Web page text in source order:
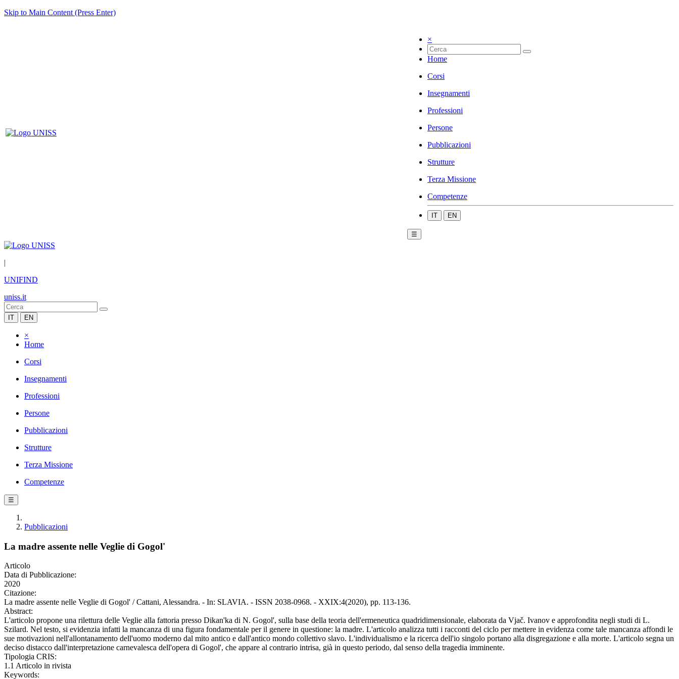
Skip to Main Content (Press Enter)
×
Home
Corsi
Insegnamenti
Professioni
Persone
Pubblicazioni
Strutture
Terza Missione
Competenze
IT EN
☰
|
UNIFIND
uniss.it
IT EN
×
Home
Corsi
Insegnamenti
Professioni
Persone
Pubblicazioni
Strutture
Terza Missione
Competenze
☰
Pubblicazioni
La madre assente nelle Veglie di Gogol'
Articolo
Data di Pubblicazione:
2020
Citazione:
La madre assente nelle Veglie di Gogol' / Cattani, Alessandra. - In: SLAVIA. - ISSN 2038-0968. - XXIX:4(2020), pp. 113-136.
Abstract:
L'articolo propone una rilettura delle Veglie alla fattoria presso Dikan'ka di N. Gogol', sulla base della teoria dell'ermeneutica quadridimensionale, elaborata da Vjač. Ivanov e approfondita negli studi di L.
Szilard. Nel testo, si evidenzia infatti la mancanza di una figura fondamentale per il genere in questione: la madre. L'articolo analizza tutti i racconti del ciclo per mettere in evidenza come tale mancanza affondi le
sue motivazioni nell'allontanamento dell'uomo moderno dal mito antico e dall'antico mondo collettivo slavo. L'individualismo e la ricerca dell'io singolo portano alla disgregazione e alla morte. L'articolo segna un
deciso distacco dall'interpretazione carnevalesca dell'opera di Gogol', che appare al contrario intrisa, già in questo periodo, dal senso della tragedia imminente.
Tipologia CRIS:
1.1 Articolo in rivista
Keywords: